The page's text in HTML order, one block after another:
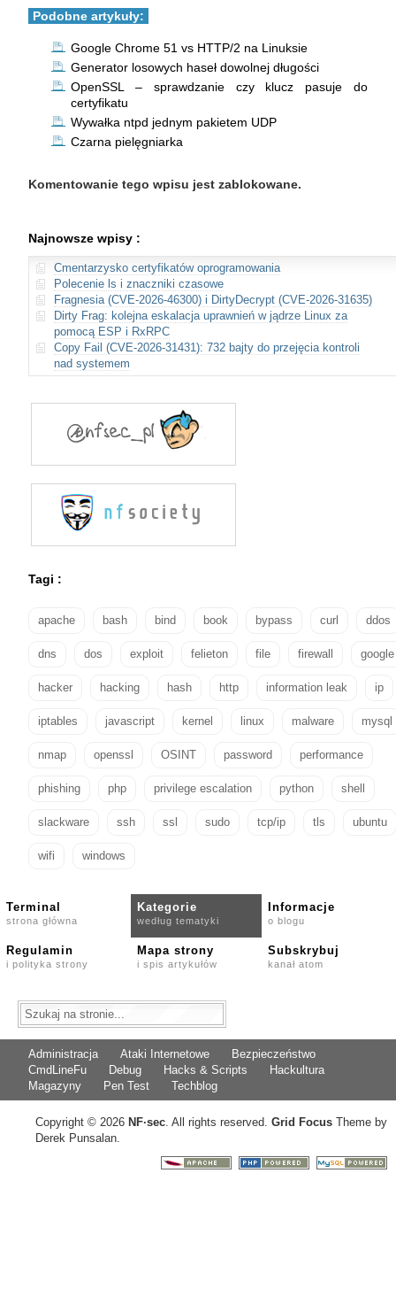
Podobne artykuły:
Google Chrome 51 vs HTTP/2 na Linuksie
Generator losowych haseł dowolnej długości
OpenSSL – sprawdzanie czy klucz pasuje do
certyfikatu
Wywałka ntpd jednym pakietem UDP
Czarna pielęgniarka
Komentowanie tego wpisu jest zablokowane.
Najnowsze wpisy :
Cmentarzysko certyfikatów oprogramowania
Polecenie ls i znaczniki czasowe
Fragnesia (CVE-2026-46300) i DirtyDecrypt (CVE-2026-31635)
Dirty Frag: kolejna eskalacja uprawnień w jądrze Linux za
pomocą ESP i RxRPC
Copy Fail (CVE-2026-31431): 732 bajty do przejęcia kontroli
nad systemem
Tagi :
apache bash bind book bypass curl ddos
dns dos exploit felieton file firewall google
hacker hacking hash http information leak ip
iptables javascript kernel linux malware mysql
nmap openssl OSINT password performance
phishing php privilege escalation python shell
slackware ssh ssl sudo tcp/ip tls ubuntu
wifi windows
Terminal
strona główna
Kategorie
według tematyki
Informacje
o blogu
Regulamin
i polityka strony
Mapa strony
i spis artykułów
Subskrybuj
kanał atom
Administracja Ataki Internetowe
Bezpieczeństwo
CmdLineFu
Debug Hacks & Scripts
Hackultura
Magazyny
Pen Test Techblog
Copyright © 2026 NF·sec. All rights reserved. Grid Focus Theme by
Derek Punsalan.